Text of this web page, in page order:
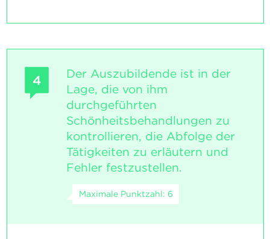
4
Der Auszubildende ist in der
Lage, die von ihm
durchgeführten
Schönheitsbehandlungen zu
kontrollieren, die Abfolge der
Tätigkeiten zu erläutern und
Fehler festzustellen.
Maximale Punktzahl: 6